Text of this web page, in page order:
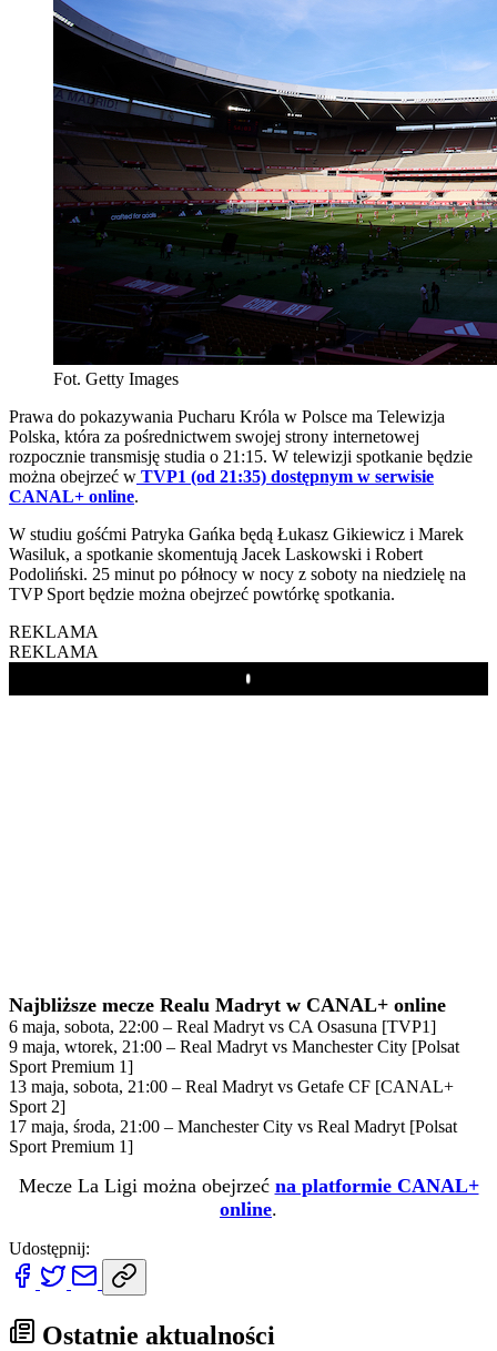
Fot. Getty Images
Prawa do pokazywania Pucharu Króla w Polsce ma Telewizja
Polska, która za pośrednictwem swojej strony internetowej
rozpocznie transmisję studia o 21:15. W telewizji spotkanie będzie
można obejrzeć w TVP1 (od 21:35) dostępnym w serwisie
CANAL+ online.
W studiu gośćmi Patryka Gańka będą Łukasz Gikiewicz i Marek
Wasiluk, a spotkanie skomentują Jacek Laskowski i Robert
Podoliński. 25 minut po północy w nocy z soboty na niedzielę na
TVP Sport będzie można obejrzeć powtórkę spotkania.
REKLAMA
REKLAMA
Play
Najbliższe mecze Realu Madryt w CANAL+ online
6 maja, sobota, 22:00 – Real Madryt vs CA Osasuna [TVP1]
9 maja, wtorek, 21:00 – Real Madryt vs Manchester City [Polsat
Sport Premium 1]
13 maja, sobota, 21:00 – Real Madryt vs Getafe CF [CANAL+
Sport 2]
17 maja, środa, 21:00 – Manchester City vs Real Madryt [Polsat
Sport Premium 1]
Mecze La Ligi można obejrzeć na platformie CANAL+
online.
Udostępnij:
Ostatnie aktualności